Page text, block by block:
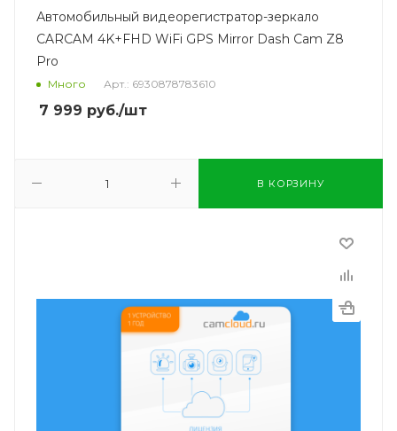
Автомобильный видеорегистратор-зеркало
CARCAM 4K+FHD WiFi GPS Mirror Dash Cam Z8
Pro
Много Арт.: 6930878783610
7 999 руб./шт
В КОРЗИНУ